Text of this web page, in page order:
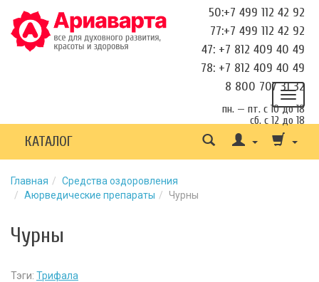
50:+7 499 112 42 92
77:+7 499 112 42 92
47: +7 812 409 40 49
78: +7 812 409 40 49
8 800 707 31 32
пн. — пт. с 10 до 18
сб. с 12 до 18
КАТАЛОГ
Главная
Средства оздоровления
Аюрведические препараты
Чурны
Чурны
Тэги: Трифала